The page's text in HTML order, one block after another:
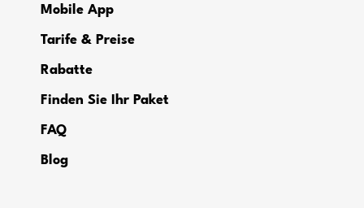
Mobile App
Tarife & Preise
Rabatte
Finden Sie Ihr Paket
FAQ
Blog